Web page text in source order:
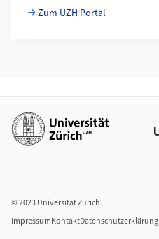
Zum UZH Portal
Weiterführende Links
© 2023 Universität Zürich
ImpressumKontaktDatenschutzerklärung